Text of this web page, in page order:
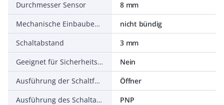
Durchmesser Sensor
8 mm
Mechanische Einbaubedingung für Sensor
nicht bündig
Schaltabstand
3 mm
Geeignet für Sicherheitsfunktionen
Nein
Ausführung der Schaltfunktion
Öffner
Ausführung des Schaltausgangs
PNP